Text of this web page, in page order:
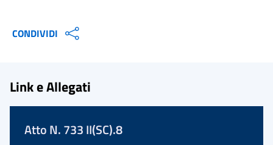
CONDIVIDI
Link e Allegati
Atto N. 733 II(SC).8